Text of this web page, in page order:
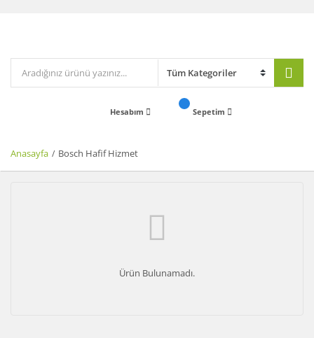
Hesabım Sepetim
Anasayfa Bosch Hafif Hizmet
Ürün Bulunamadı.